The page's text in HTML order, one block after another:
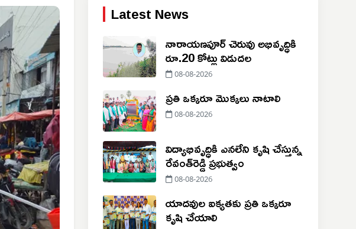
Latest News
నారాయణపూర్ చెరువు అభివృద్ధికి
రూ.20 కోట్లు విడుదల
08-08-2026
ప్రతి ఒక్కరూ మొక్కలు నాటాలి
08-08-2026
విద్యాభివృద్ధికి ఎనలేని కృషి చేస్తున్న
రేవంత్‌రెడ్డి ప్రభుత్వం
08-08-2026
యాదవుల ఐక్యతకు ప్రతి ఒక్కరూ
కృషి చేయాలి